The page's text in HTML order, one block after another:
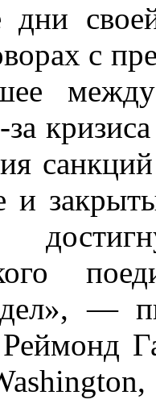
с
и
—
Реймонд